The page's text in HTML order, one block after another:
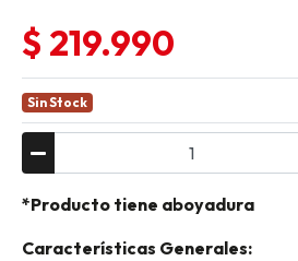
$ 219.990
Sin Stock
*Producto tiene aboyadura
Características Generales: